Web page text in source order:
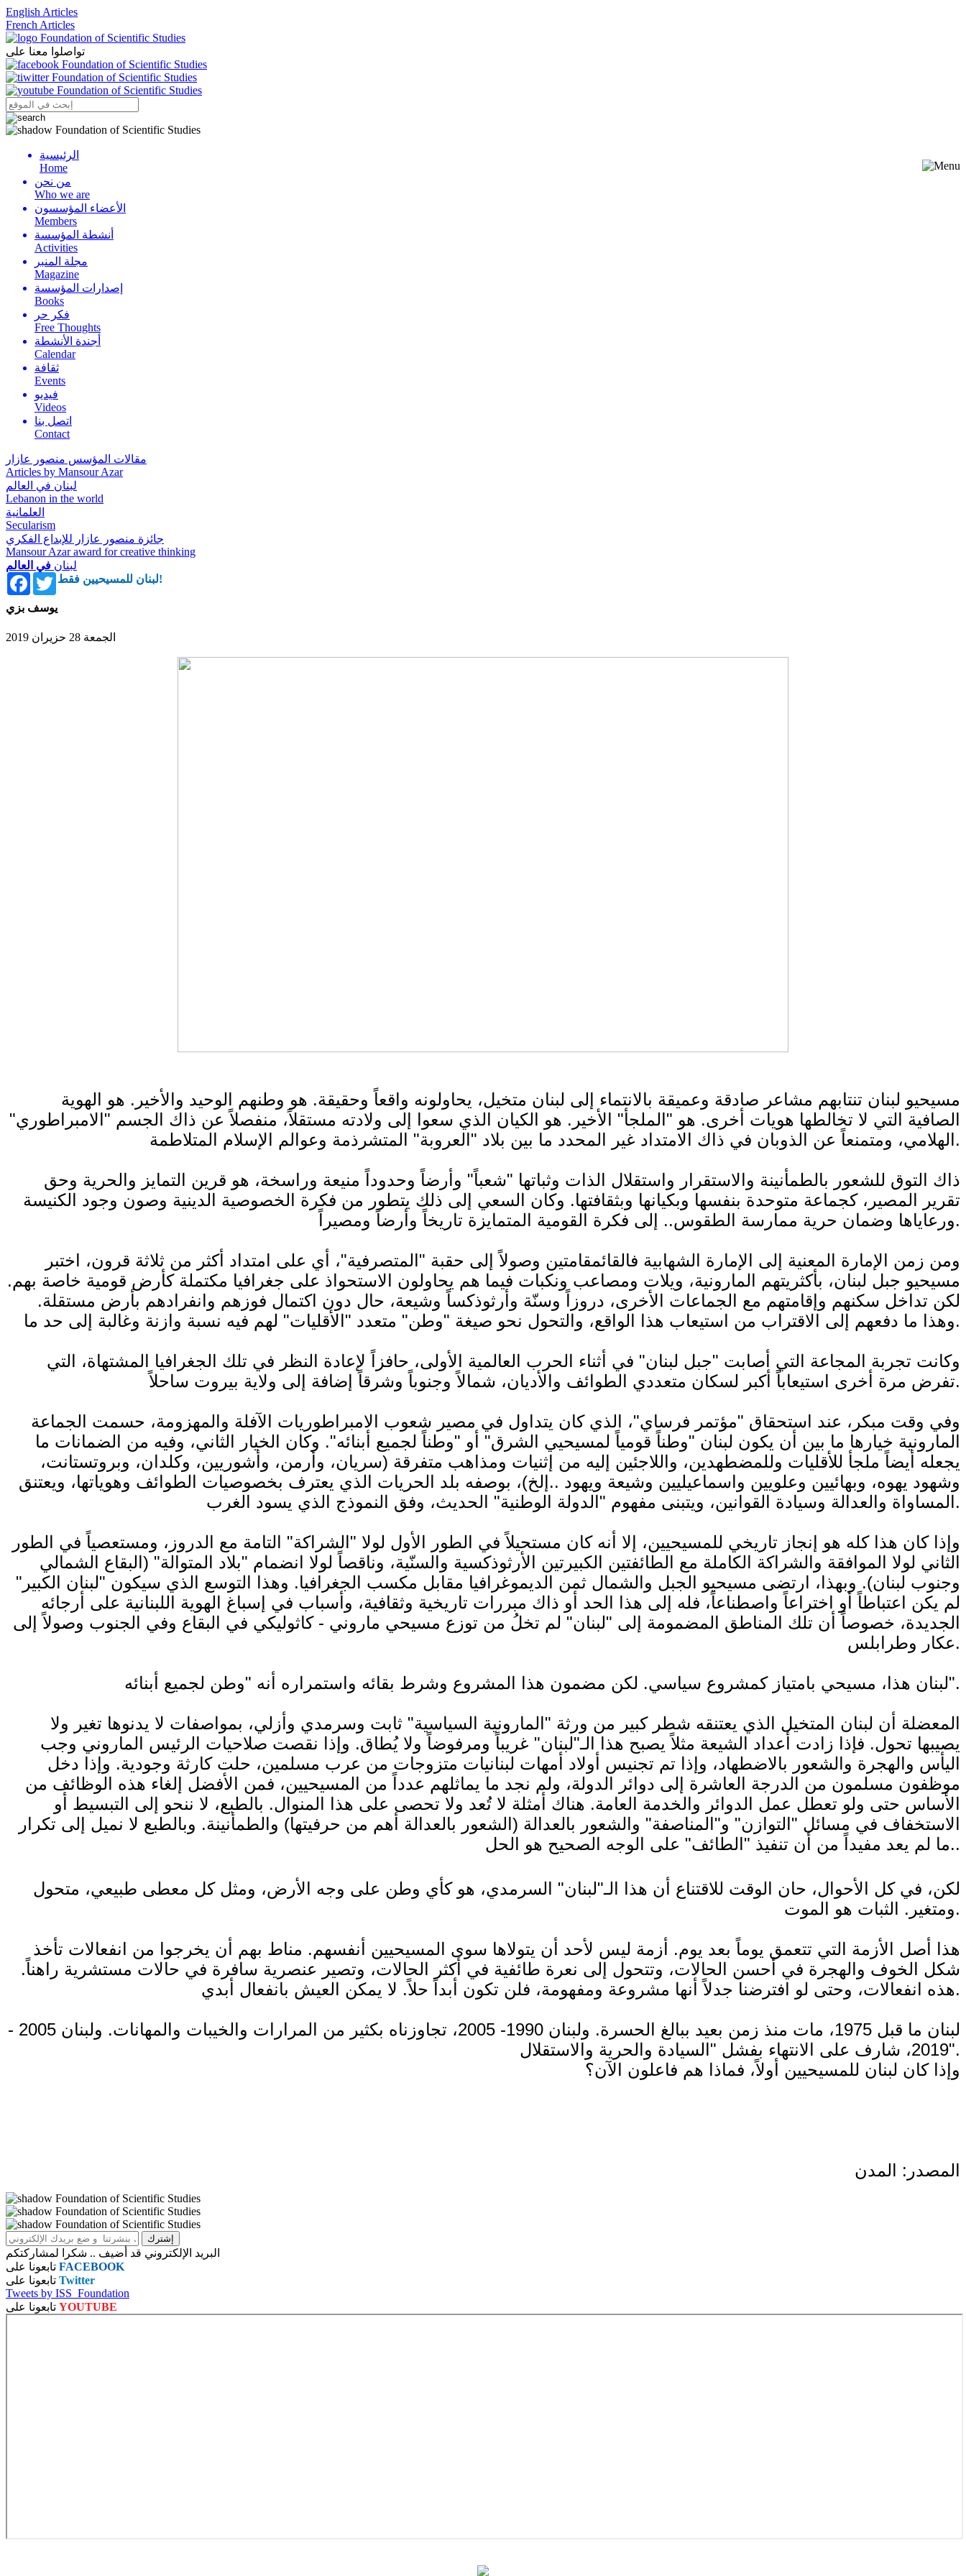
English Articles
French Articles
تواصلوا معنا على
Menu
الرئيسية
Home
من نحن
Who we are
الأعضاء المؤسسون
Members
أنشطة المؤسسة
Activities
مجلة المنبر
Magazine
إصدارات المؤسسة
Books
فكر حر
Free Thoughts
أجندة الأنشطة
Calendar
ثقافة
Events
فيديو
Videos
اتصل بنا
Contact
مقالات المؤسس منصور عازار
Articles by Mansour Azar
لبنان في العالم
Lebanon in the world
العلمانية
Secularism
جائزة منصور عازار للإبداع الفكري
Mansour Azar award for creative thinking
لبنان في العالم
FacebookTwitter لبنان للمسيحيين فقط!
يوسف بزي
الجمعة 28 حزيران 2019
مسيحيو لبنان تنتابهم مشاعر صادقة وعميقة بالانتماء إلى لبنان متخيل، يحاولونه واقعاً وحقيقة. هو وطنهم الوحيد والأخير. هو الهوية
الصافية التي لا تخالطها هويات أخرى. هو "الملجأ" الأخير. هو الكيان الذي سعوا إلى ولادته مستقلاً، منفصلاً عن ذاك الجسم "الامبراطوري"
الهلامي، ومتمنعاً عن الذوبان في ذاك الامتداد غير المحدد ما بين بلاد "العروبة" المتشرذمة وعوالم الإسلام المتلاطمة.
ذاك التوق للشعور بالطمأنينة والاستقرار واستقلال الذات وثباتها "شعباً" وأرضاً وحدوداً منيعة وراسخة، هو قرين التمايز والحرية وحق
تقرير المصير، كجماعة متوحدة بنفسها وبكيانها وبثقافتها. وكان السعي إلى ذلك يتطور من فكرة الخصوصية الدينية وصون وجود الكنيسة
ورعاياها وضمان حرية ممارسة الطقوس.. إلى فكرة القومية المتمايزة تاريخاً وأرضاً ومصيراً.
ومن زمن الإمارة المعنية إلى الإمارة الشهابية فالقائمقامتين وصولاً إلى حقبة "المتصرفية"، أي على امتداد أكثر من ثلاثة قرون، اختبر
مسيحيو جبل لبنان، بأكثريتهم المارونية، ويلات ومصاعب ونكبات فيما هم يحاولون الاستحواذ على جغرافيا مكتملة كأرض قومية خاصة بهم.
لكن تداخل سكنهم وإقامتهم مع الجماعات الأخرى، دروزاً وسنّة وأرثوذكساً وشيعة، حال دون اكتمال فوزهم وانفرادهم بأرض مستقلة.
وهذا ما دفعهم إلى الاقتراب من استيعاب هذا الواقع، والتحول نحو صيغة "وطن" متعدد "الأقليات" لهم فيه نسبة وازنة وغالبة إلى حد ما.
وكانت تجربة المجاعة التي أصابت "جبل لبنان" في أثناء الحرب العالمية الأولى، حافزاً لإعادة النظر في تلك الجغرافيا المشتهاة، التي
تفرض مرة أخرى استيعاباً أكبر لسكان متعددي الطوائف والأديان، شمالاً وجنوباً وشرقاً إضافة إلى ولاية بيروت ساحلاً.
وفي وقت مبكر، عند استحقاق "مؤتمر فرساي"، الذي كان يتداول في مصير شعوب الامبراطوريات الآفلة والمهزومة، حسمت الجماعة
المارونية خيارها ما بين أن يكون لبنان "وطناً قومياً لمسيحيي الشرق" أو "وطناً لجميع أبنائه". وكان الخيار الثاني، وفيه من الضمانات ما
يجعله أيضاً ملجأ للأقليات وللمضطهدين، واللاجئين إليه من إثنيات ومذاهب متفرقة (سريان، وأرمن، وأشوريين، وكلدان، وبروتستانت،
وشهود يهوه، وبهائيين وعلويين واسماعيليين وشيعة ويهود ..إلخ)، بوصفه بلد الحريات الذي يعترف بخصوصيات الطوائف وهوياتها، ويعتنق
المساواة والعدالة وسيادة القوانين، ويتبنى مفهوم "الدولة الوطنية" الحديث، وفق النموذج الذي يسود الغرب.
وإذا كان هذا كله هو إنجاز تاريخي للمسيحيين، إلا أنه كان مستحيلاً في الطور الأول لولا "الشراكة" التامة مع الدروز، ومستعصياً في الطور
الثاني لولا الموافقة والشراكة الكاملة مع الطائفتين الكبيرتين الأرثوذكسية والسنّية، وناقصاً لولا انضمام "بلاد المتوالة" (البقاع الشمالي
وجنوب لبنان). وبهذا، ارتضى مسيحيو الجبل والشمال ثمن الديموغرافيا مقابل مكسب الجغرافيا. وهذا التوسع الذي سيكون "لبنان الكبير"
لم يكن اعتباطاً أو اختراعاً واصطناعاً، فله إلى هذا الحد أو ذاك مبررات تاريخية وثقافية، وأسباب في إسباغ الهوية اللبنانية على أرجائه
الجديدة، خصوصاً أن تلك المناطق المضمومة إلى "لبنان" لم تخلُ من توزع مسيحي ماروني - كاثوليكي في البقاع وفي الجنوب وصولاً إلى
عكار وطرابلس.
لبنان هذا، مسيحي بامتياز كمشروع سياسي. لكن مضمون هذا المشروع وشرط بقائه واستمراره أنه "وطن لجميع أبنائه".
المعضلة أن لبنان المتخيل الذي يعتنقه شطر كبير من ورثة "المارونية السياسية" ثابت وسرمدي وأزلي، بمواصفات لا يدنوها تغير ولا
يصيبها تحول. فإذا زادت أعداد الشيعة مثلاً يصبح هذا الـ"لبنان" غريباً ومرفوضاً ولا يُطاق. وإذا نقصت صلاحيات الرئيس الماروني وجب
اليأس والهجرة والشعور بالاضطهاد، وإذا تم تجنيس أولاد أمهات لبنانيات متزوجات من عرب مسلمين، حلت كارثة وجودية. وإذا دخل
موظفون مسلمون من الدرجة العاشرة إلى دوائر الدولة، ولم نجد ما يماثلهم عدداً من المسيحيين، فمن الأفضل إلغاء هذه الوظائف من
الأساس حتى ولو تعطل عمل الدوائر والخدمة العامة. هناك أمثلة لا تُعد ولا تحصى على هذا المنوال. بالطبع، لا ننحو إلى التبسيط أو
الاستخفاف في مسائل "التوازن" و"المناصفة" والشعور بالعدالة (الشعور بالعدالة أهم من حرفيتها) والطمأنينة. وبالطبع لا نميل إلى تكرار
ما لم يعد مفيداً من أن تنفيذ "الطائف" على الوجه الصحيح هو الحل..
لكن، في كل الأحوال، حان الوقت للاقتناع أن هذا الـ"لبنان" السرمدي، هو كأي وطن على وجه الأرض، ومثل كل معطى طبيعي، متحول
ومتغير. الثبات هو الموت.
هذا أصل الأزمة التي تتعمق يوماً بعد يوم. أزمة ليس لأحد أن يتولاها سوى المسيحيين أنفسهم. مناط بهم أن يخرجوا من انفعالات تأخذ
شكل الخوف والهجرة في أحسن الحالات، وتتحول إلى نعرة طائفية في أكثر الحالات، وتصير عنصرية سافرة في حالات مستشرية راهناً.
هذه انفعالات، وحتى لو افترضنا جدلاً أنها مشروعة ومفهومة، فلن تكون أبداً حلاً. لا يمكن العيش بانفعال أبدي.
لبنان ما قبل 1975، مات منذ زمن بعيد ببالغ الحسرة. ولبنان 1990- 2005، تجاوزناه بكثير من المرارات والخيبات والمهانات. ولبنان 2005 -
2019، شارف على الانتهاء بفشل "السيادة والحرية والاستقلال".
وإذا كان لبنان للمسيحيين أولاً، فماذا هم فاعلون الآن؟
المصدر: المدن
البريد الإلكتروني قد أضيف .. شكرا لمشاركتكم
FACEBOOK
Twitter
Tweets by ISS_Foundation
YOUTUBE